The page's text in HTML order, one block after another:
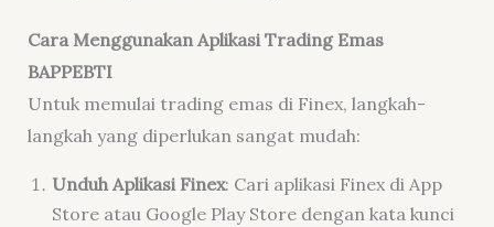
Cara Menggunakan Aplikasi Trading Emas
BAPPEBTI
Untuk memulai trading emas di Finex, langkah-
langkah yang diperlukan sangat mudah:
Unduh Aplikasi Finex: Cari aplikasi Finex di App
Store atau Google Play Store dengan kata kunci